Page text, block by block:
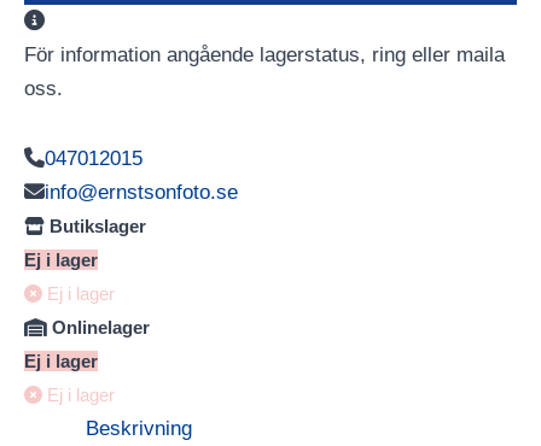
För information angående lagerstatus, ring eller maila
oss.
047012015
info@ernstsonfoto.se
Butikslager
Ej i lager
Ej i lager
Onlinelager
Ej i lager
Ej i lager
Beskrivning